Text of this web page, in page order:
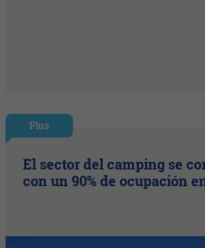
Plus
El sector del camping se
con un 90% de ocupación